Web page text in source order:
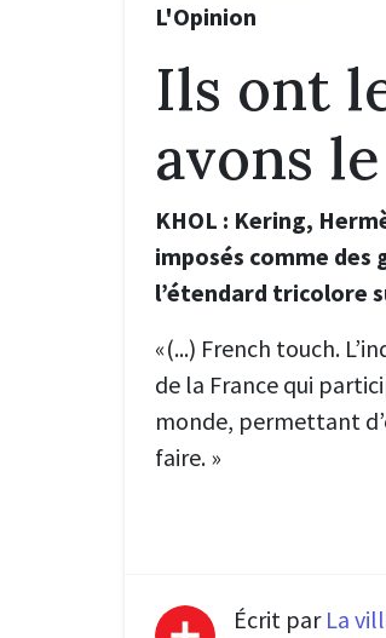
L'Opinion
Ils ont
avons
KHOL : Kering,
imposés comme
l’étendard tricolore
«(...) French touch.
de la France qui
monde, permettant
faire. »
Écrit par La